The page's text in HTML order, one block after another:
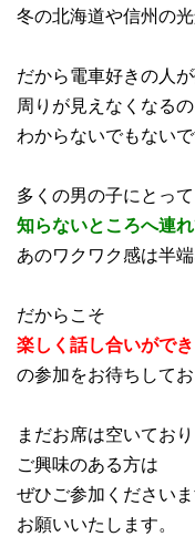
冬の北海道や信州の
だから電車好きの人
周りが見えなくなる
わからないでもないで
多くの男の子にとって
知らないところへ連
あのワクワク感は半端
だからこそ
楽しく話し合いがで
の参加をお待ちしてお
まだお席は空いてお
ご興味のある方は
ぜひご参加ください
お願いいたします。